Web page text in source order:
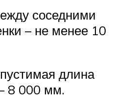
соседними
– не менее 10
длина
8 000 мм.